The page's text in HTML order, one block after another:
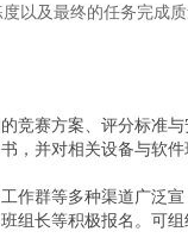
以及最终的任务完成
竞赛方案、评分标准与
，并对相关设备与软件
作群等多种渠道广泛宣
组长等积极报名。可组